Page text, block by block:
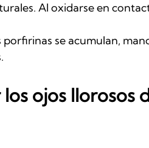
Al oxidarse en
se acumulan,
ojos llorosos